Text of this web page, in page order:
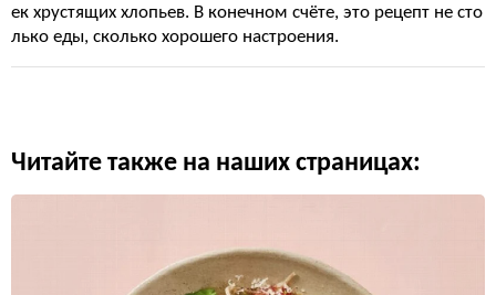
ек хрустящих хлопьев. В конечном счёте, это рецепт не сто
лько еды, сколько хорошего настроения.
Читайте также на наших страницах: